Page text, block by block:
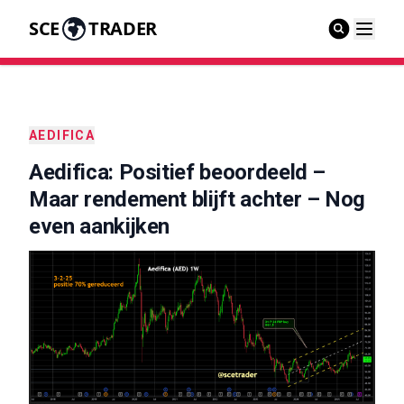
SCE TRADER
AEDIFICA
Aedifica: Positief beoordeeld –
Maar rendement blijft achter – Nog
even aankijken